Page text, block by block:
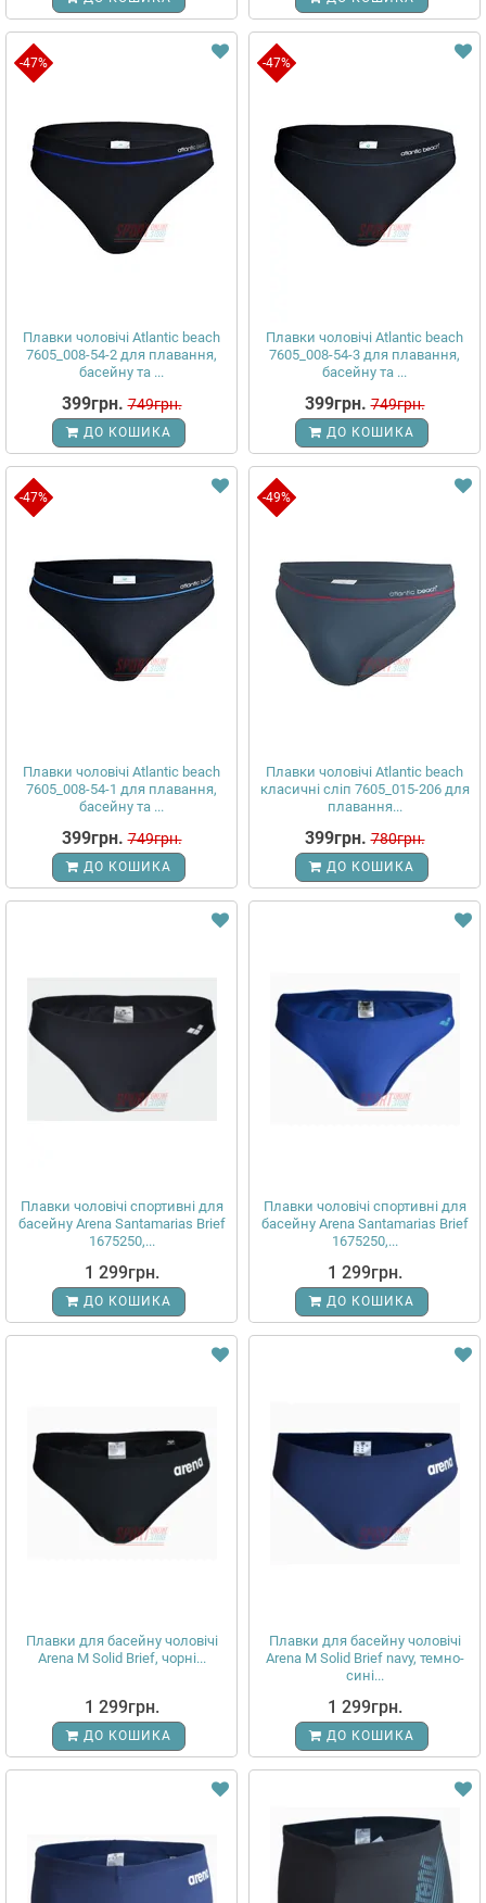
-47%
Плавки чоловічі Atlantic beach
7605_008-54-2 для плавання,
басейну та ...
399грн. 749грн.
ДО КОШИКА
-47%
Плавки чоловічі Atlantic beach
7605_008-54-3 для плавання,
басейну та ...
399грн. 749грн.
ДО КОШИКА
-47%
Плавки чоловічі Atlantic beach
7605_008-54-1 для плавання,
басейну та ...
399грн. 749грн.
ДО КОШИКА
-49%
Плавки чоловічі Atlantic beach
класичні сліп 7605_015-206 для
плавання...
399грн. 780грн.
ДО КОШИКА
Плавки чоловічі спортивні для
басейну Arena Santamarias Brief
1675250,...
1 299грн.
ДО КОШИКА
Плавки чоловічі спортивні для
басейну Arena Santamarias Brief
1675250,...
1 299грн.
ДО КОШИКА
Плавки для басейну чоловічі
Arena M Solid Brief, чорні...
1 299грн.
ДО КОШИКА
Плавки для басейну чоловічі
Arena M Solid Brief navy, темно-
сині...
1 299грн.
ДО КОШИКА